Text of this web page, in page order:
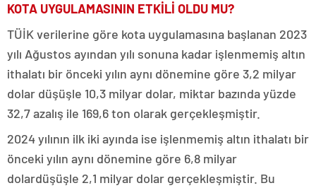
KOTA UYGULAMASININ ETKİLİ OLDU MU?
TÜİK verilerine göre kota uygulamasına başlanan 2023
yılı Ağustos ayından yılı sonuna kadar işlenmemiş altın
ithalatı bir önceki yılın aynı dönemine göre 3,2 milyar
dolar düşüşle 10,3 milyar dolar, miktar bazında yüzde
32,7 azalış ile 169,6 ton olarak gerçekleşmiştir.
2024 yılının ilk iki ayında ise işlenmemiş altın ithalatı bir
önceki yılın aynı dönemine göre 6,8 milyar
dolardüşüşle 2,1 milyar dolar gerçekleşmiştir. Bu